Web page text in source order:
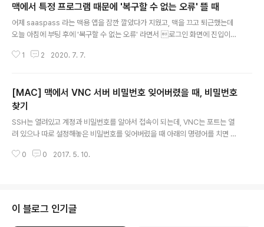
맥에서 특정 프로그램 때문에 '복구할 수 없는 오류' 뜰 때
어제 saaspass 라는 맥용 앱을 잠깐 깔았다가 지웠고, 맥을 끄고 퇴근했는데
오늘 아침에 부팅 후에 '복구할 수 없는 오류' 라면서 로그인 화면에 진입이
빈번한데, 맥용 앱을 쓰면 모바일을 대체할 수 있을까해서 설치해본건데 기대대
삭제를 통해 간단히 해결이 됐다. 강제 종료 -> 부팅을 누른 직후 Cmd + R 꾹
누르고 있기 -> 복구화면에서 터미널 띄우기 -> `rm /Volumes/Macintosh
HD/var/db/auth.db` -> 재부팅
1 2 2020. 7. 7.
[MAC] 맥에서 VNC 서버 비밀번호 잊어버렸을 때, 비밀번호
찾기
SSH는 열려있고 계정과 비밀번호를 알아서 접속이 되는데, VNC는 포트는 열
려 있으나 따로 설정해놓은 비밀번호를 잊어버렸을 때 아래의 명령어를 치면 암
pple.VNCSettings.txt | perl -wne 'BEGIN { @k = unpack "C*", pack
rl -we 'BEGIN { @..
0 0 2017. 5. 10.
이 블로그 인기글